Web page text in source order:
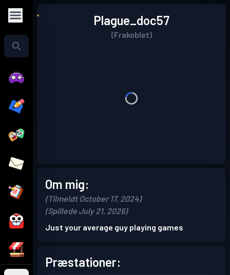
Plague_doc57
(Frakoblet)
Om mig:
(Tilmeldt October 17, 2024)
(Spillede July 21, 2026)
Just your average guy playing games
Præstationer: